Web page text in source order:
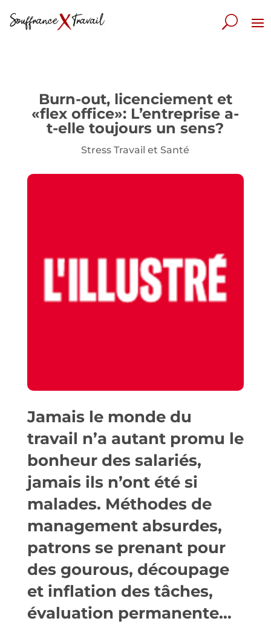
Burn-out, licenciement et
«flex office»: L’entreprise a-
t-elle toujours un sens?
Stress Travail et Santé
Jamais le monde du
travail n’a autant promu le
bonheur des salariés,
jamais ils n’ont été si
malades. Méthodes de
management absurdes,
patrons se prenant pour
des gourous, découpage
et inflation des tâches,
évaluation permanente…